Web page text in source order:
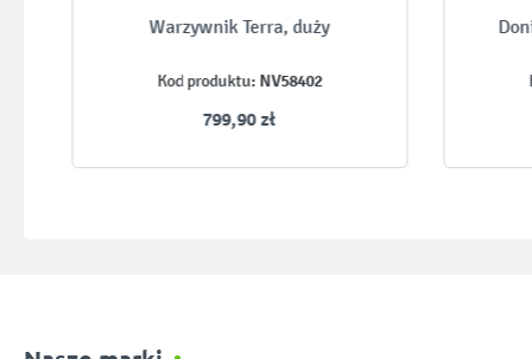
Warzywnik Terra, duży
Kod produktu: NV58402
799,90 zł